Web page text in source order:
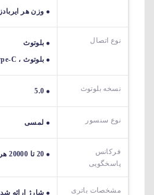
وزن هر ایربادز 4 گرم
نوع اتصال
بلوتوث
بلوتوث ، USB Type-C
نسخه بلوتوث 5.0
نوع سنسور لمسی
فرکانس
پاسخگویی
20 تا 20000 هرتز
مشخصات باتری